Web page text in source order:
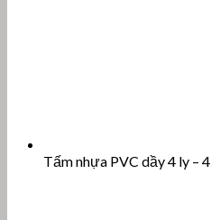
Tấm nhựa PVC dầy 4 ly –